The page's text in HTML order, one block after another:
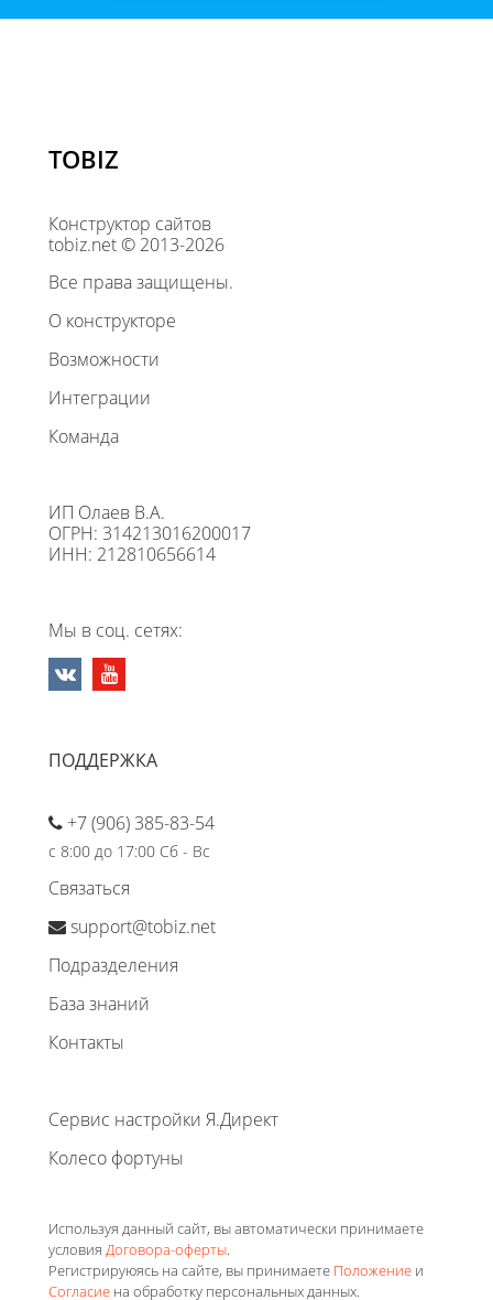
TOBIZ
Конструктор сайтов
tobiz.net © 2013-2026
Все права защищены.
О конструкторе
Возможности
Интеграции
Команда
ИП Олаев В.А.
ОГРН: 314213016200017
ИНН: 212810656614
Мы в соц. сетях:
ПОДДЕРЖКА
+7 (906) 385-83-54
с 8:00 до 17:00 Сб - Вс
Связаться
support@tobiz.net
Подразделения
База знаний
Контакты
Сервис настройки Я.Директ
Колесо фортуны
Используя данный сайт, вы автоматически принимаете
условия Договора-оферты.
Регистрируюясь на сайте, вы принимаете Положение и
Согласие на обработку персональных данных.